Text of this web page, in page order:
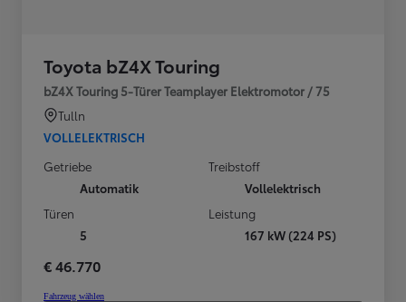
Toyota bZ4X Touring
bZ4X Touring 5-Türer Teamplayer Elektromotor / 75
Tulln
VOLLELEKTRISCH
Getriebe
Automatik
Treibstoff
Vollelektrisch
Türen
5
Leistung
167 kW (224 PS)
€ 46.770
Fahrzeug wählen